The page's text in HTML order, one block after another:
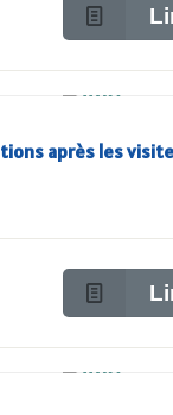
après les